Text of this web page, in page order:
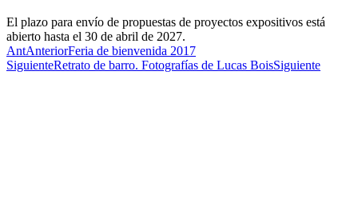
El plazo para envío de propuestas de proyectos expositivos está
abierto hasta el 30 de abril de 2027.
AntAnteriorFeria de bienvenida 2017
SiguienteRetrato de barro. Fotografías de Lucas BoisSiguiente